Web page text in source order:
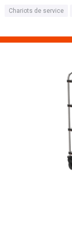
Chariots de service